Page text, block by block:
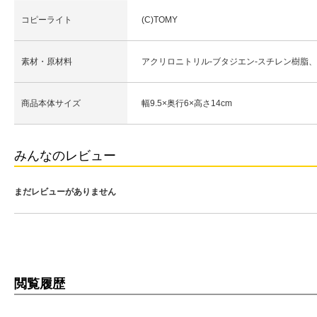
コピーライト (C)TOMY
素材・原材料 アクリロニトリル-ブタジエン-スチレン樹脂
商品本体サイズ 幅9.5×奥行6×高さ14cm
みんなのレビュー
まだレビューがありません
閲覧履歴